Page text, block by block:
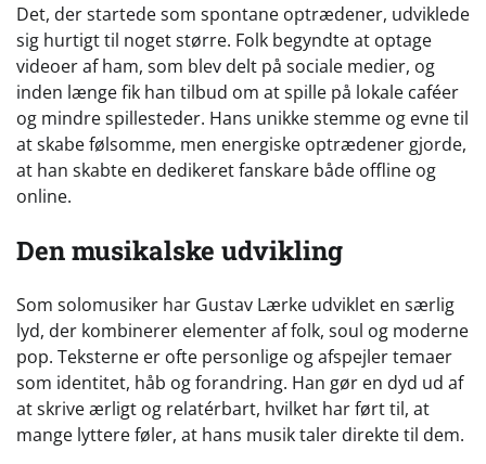
Det, der startede som spontane optrædener, udviklede
sig hurtigt til noget større. Folk begyndte at optage
videoer af ham, som blev delt på sociale medier, og
inden længe fik han tilbud om at spille på lokale caféer
og mindre spillesteder. Hans unikke stemme og evne til
at skabe følsomme, men energiske optrædener gjorde,
at han skabte en dedikeret fanskare både offline og
online.
Den musikalske udvikling
Som solomusiker har Gustav Lærke udviklet en særlig
lyd, der kombinerer elementer af folk, soul og moderne
pop. Teksterne er ofte personlige og afspejler temaer
som identitet, håb og forandring. Han gør en dyd ud af
at skrive ærligt og relatérbart, hvilket har ført til, at
mange lyttere føler, at hans musik taler direkte til dem.